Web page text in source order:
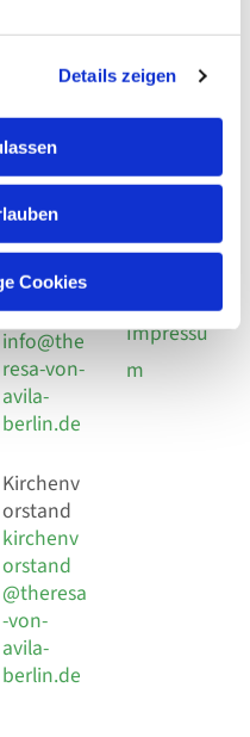
Details zeigen
Cookies
Kont
Telefon
+49 30
924 64 28
30 924 54
18
E-Mail
info@the
resa-von-
avila-
berlin.de
Kirchenv
orstand
kirchenv
orstand
@theresa
-von-
avila-
berlin.de
Links
Datensch
Datensch
Social
Impressu
m